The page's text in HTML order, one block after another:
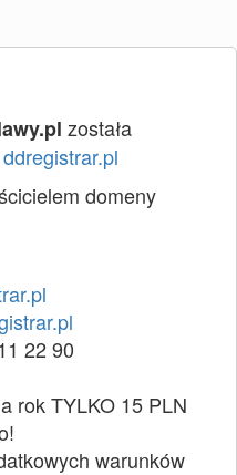
została
ddregistrar.pl
domeny
22 90
rok TYLKO 15 PLN
warunków